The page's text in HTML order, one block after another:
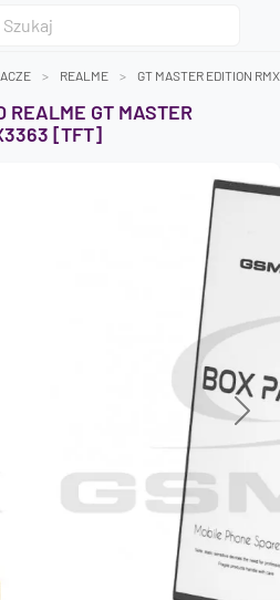
Szukaj
0 zł
REALME GT MASTER EDITION
REALME GT MASTER
[TFT]
Next